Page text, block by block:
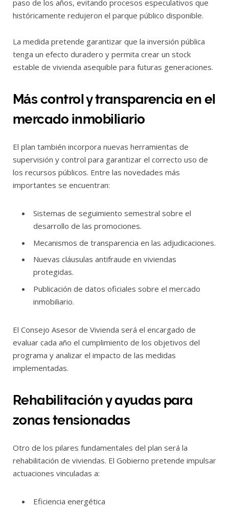
paso de los años, evitando procesos especulativos que
históricamente redujeron el parque público disponible.
La medida pretende garantizar que la inversión pública
tenga un efecto duradero y permita crear un stock
estable de vivienda asequible para futuras generaciones.
Más control y transparencia en el
mercado inmobiliario
El plan también incorpora nuevas herramientas de
supervisión y control para garantizar el correcto uso de
los recursos públicos. Entre las novedades más
importantes se encuentran:
Sistemas de seguimiento semestral sobre el
desarrollo de las promociones.
Mecanismos de transparencia en las adjudicaciones.
Nuevas cláusulas antifraude en viviendas
protegidas.
Publicación de datos oficiales sobre el mercado
inmobiliario.
El Consejo Asesor de Vivienda será el encargado de
evaluar cada año el cumplimiento de los objetivos del
programa y analizar el impacto de las medidas
implementadas.
Rehabilitación y ayudas para
zonas tensionadas
Otro de los pilares fundamentales del plan será la
rehabilitación de viviendas. El Gobierno pretende impulsar
actuaciones vinculadas a:
Eficiencia energética